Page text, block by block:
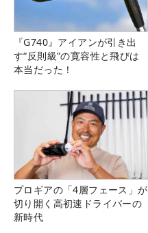
『G740』アイアンが引き出
す“反則級”の寛容性と飛びは
本当だった！
プロギアの「4層フェース」が
切り開く高初速ドライバーの
新時代